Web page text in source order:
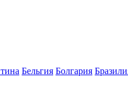
Бельгия Болгария